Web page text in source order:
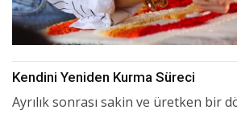
Kendini Yeniden Kurma Süreci
Ayrılık sonrası sakin ve üretken bir